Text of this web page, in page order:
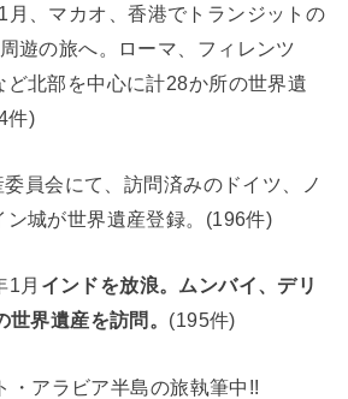
月、マカオ、香港でトランジットの
遊の旅へ。ローマ、フィレンツ
ど北部を中心に計28か所の世界遺
件)
員会にて、訪問済みのドイツ、ノ
ン城が世界遺産登録。(196件)
1月 インドを放浪。ムンバイ、デリ
界遺産を訪問。 (195件)
・アラビア半島の旅執筆中!!